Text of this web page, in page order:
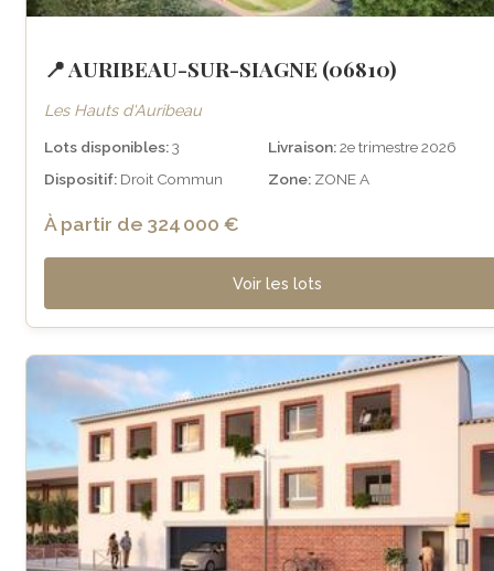
📍 AURIBEAU-SUR-SIAGNE (06810)
Les Hauts d'Auribeau
Lots disponibles:3 Livraison:2e trimestre 2026
Dispositif: Droit Commun Zone: ZONE A
À partir de 324 000 €
Voir les lots